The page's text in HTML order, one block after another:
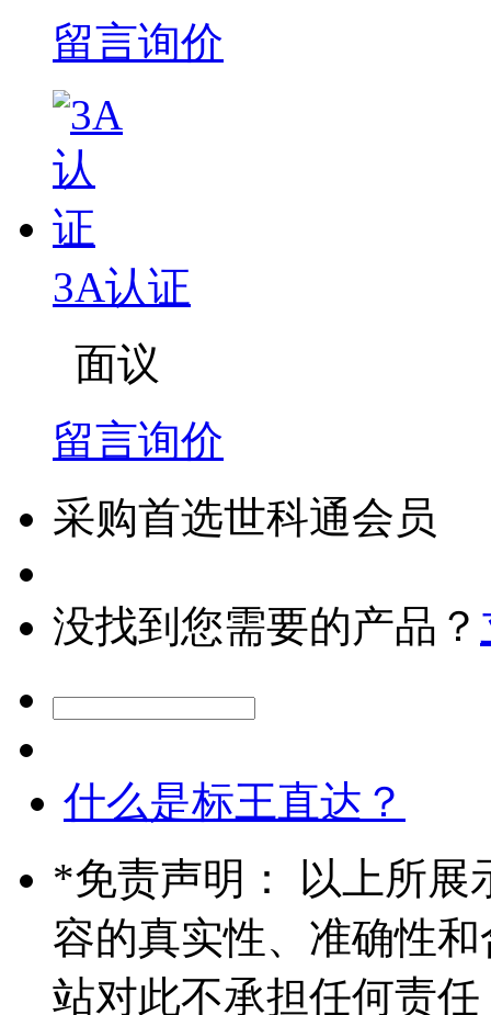
留言询价
3A认证
面议
留言询价
采购首选世科通会员
没找到您需要的产品？
什么是标王直达？
*免责声明： 以上所展
容的真实性、准确性
站对此不承担任何责任